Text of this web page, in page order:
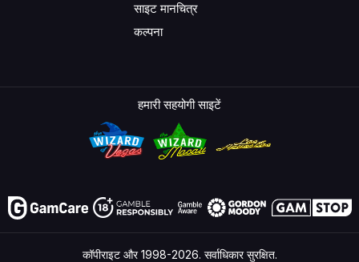
साइट मानचित्र
कल्पना
हमारी सहयोगी साइटें
कॉपीराइट और 1998-2026. सर्वाधिकार सुरक्षित.